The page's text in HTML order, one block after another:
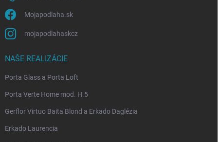
Mojapodlaha.sk
mojapodlahaskcz
NAŠE REALIZÁCIE
Porta Glass a Porta Loft
Porta Verte Home mod. H.5
Gerflor Virtuo Baita Blond a Erkado Daglézia
Erkado Laurencia